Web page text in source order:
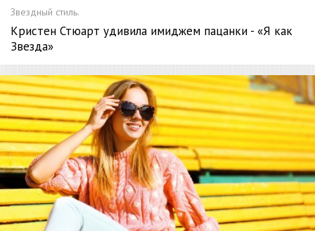
Звездный стиль.
Кристен Стюарт удивила имиджем пацанки - «Я как
Звезда»